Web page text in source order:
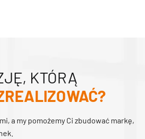
KTÓRĄ
a my pomożemy Ci zbudować markę,